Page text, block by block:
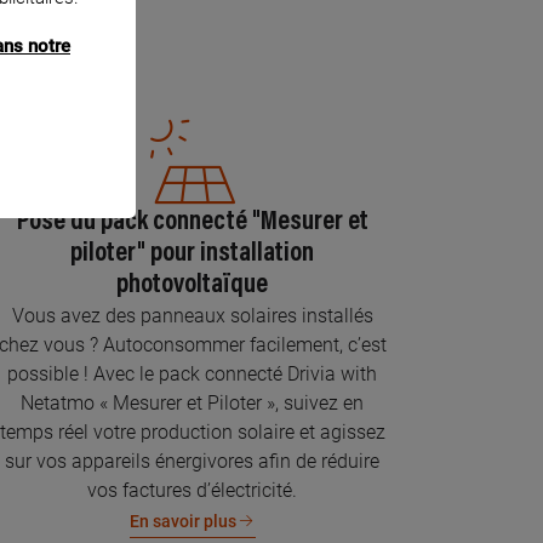
Pose du pack connecté "Mesurer et
piloter" pour installation
photovoltaïque
Vous avez des panneaux solaires installés
chez vous ? Autoconsommer facilement, c’est
possible ! Avec le pack connecté Drivia with
Netatmo « Mesurer et Piloter », suivez en
temps réel votre production solaire et agissez
sur vos appareils énergivores afin de réduire
vos factures d’électricité.
En savoir plus
notre